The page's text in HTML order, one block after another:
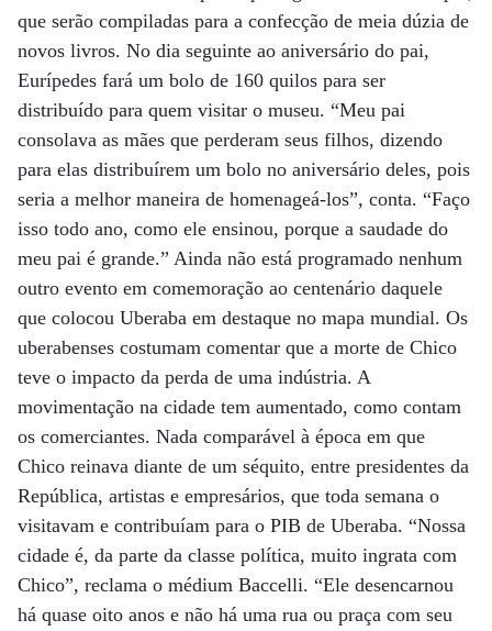
que serão compiladas para a confecção de meia dúzia de
novos livros. No dia seguinte ao aniversário do pai,
Eurípedes fará um bolo de 160 quilos para ser
distribuído para quem visitar o museu. “Meu pai
consolava as mães que perderam seus filhos, dizendo
para elas distribuírem um bolo no aniversário deles, pois
seria a melhor maneira de homenageá-los”, conta. “Faço
isso todo ano, como ele ensinou, porque a saudade do
meu pai é grande.” Ainda não está programado nenhum
outro evento em comemoração ao centenário daquele
que colocou Uberaba em destaque no mapa mundial. Os
uberabenses costumam comentar que a morte de Chico
teve o impacto da perda de uma indústria. A
movimentação na cidade tem aumentado, como contam
os comerciantes. Nada comparável à época em que
Chico reinava diante de um séquito, entre presidentes da
República, artistas e empresários, que toda semana o
visitavam e contribuíam para o PIB de Uberaba. “Nossa
cidade é, da parte da classe política, muito ingrata com
Chico”, reclama o médium Baccelli. “Ele desencarnou
há quase oito anos e não há uma rua ou praça com seu